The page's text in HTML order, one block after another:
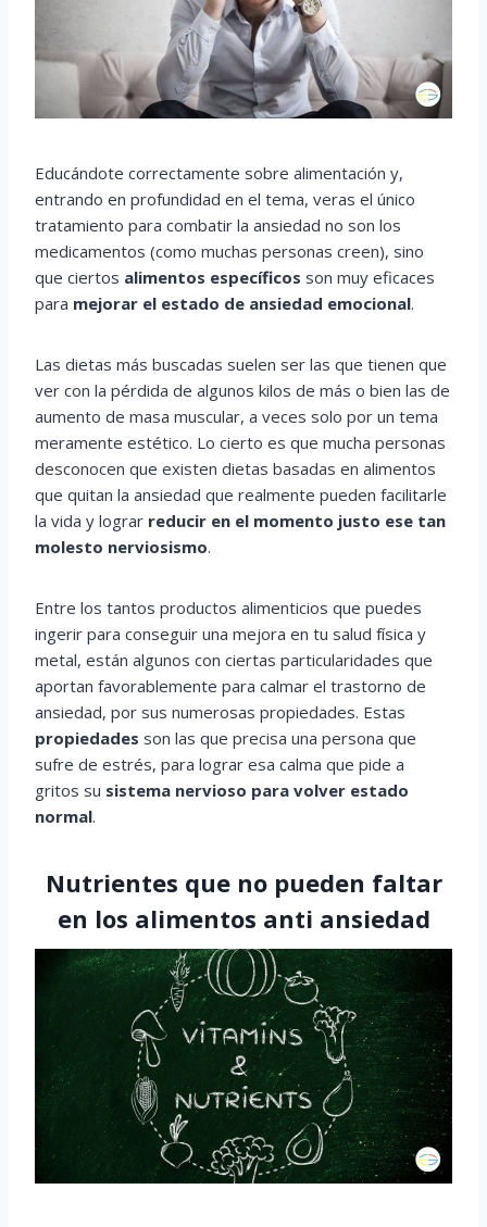
Educándote correctamente sobre alimentación y,
entrando en profundidad en el tema, veras el único
tratamiento para combatir la ansiedad no son los
medicamentos (como muchas personas creen), sino
que ciertos alimentos específicos son muy eficaces
para mejorar el estado de ansiedad emocional.
Las dietas más buscadas suelen ser las que tienen que
ver con la pérdida de algunos kilos de más o bien las de
aumento de masa muscular, a veces solo por un tema
meramente estético. Lo cierto es que mucha personas
desconocen que existen dietas basadas en alimentos
que quitan la ansiedad que realmente pueden facilitarle
la vida y lograr reducir en el momento justo ese tan
molesto nerviosismo.
Entre los tantos productos alimenticios que puedes
ingerir para conseguir una mejora en tu salud física y
metal, están algunos con ciertas particularidades que
aportan favorablemente para calmar el trastorno de
ansiedad, por sus numerosas propiedades. Estas
propiedades son las que precisa una persona que
sufre de estrés, para lograr esa calma que pide a
gritos su sistema nervioso para volver estado
normal.
Nutrientes que no pueden faltar
en los alimentos anti ansiedad